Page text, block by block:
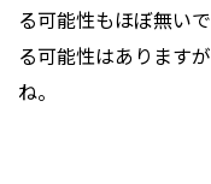
る可能性もほぼ無い
る可能性はあります
ね。